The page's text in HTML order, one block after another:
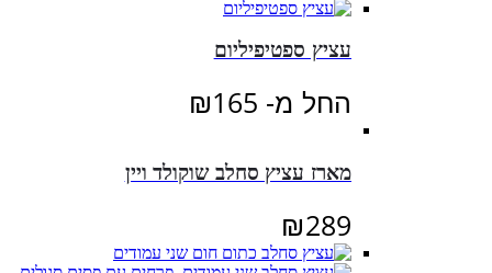
עציץ ספטיפיליום
החל מ- ₪165
מארז עציץ סחלב שוקולד ויין
₪289